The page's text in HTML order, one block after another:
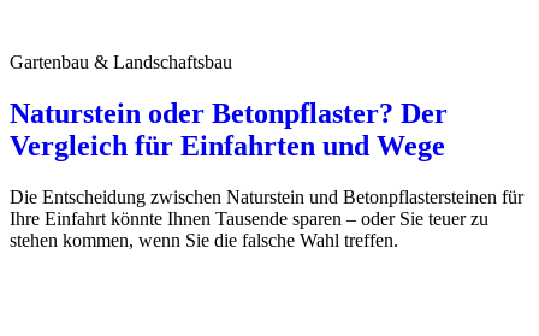
Gartenbau & Landschaftsbau
Naturstein oder Betonpflaster? Der
Vergleich für Einfahrten und Wege
Die Entscheidung zwischen Naturstein und Betonpflastersteinen für
Ihre Einfahrt könnte Ihnen Tausende sparen – oder Sie teuer zu
stehen kommen, wenn Sie die falsche Wahl treffen.